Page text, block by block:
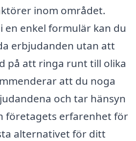
inom området.
en enkel formulär kan du
erbjudanden utan att
på att ringa runt till olika
att du noga
och tar hänsyn
företagets erfarenhet för
alternativet för ditt